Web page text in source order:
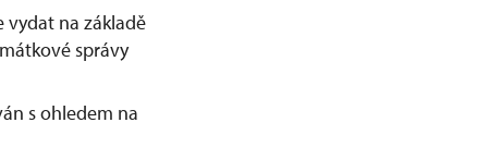
vydat na základě
správy
s ohledem na